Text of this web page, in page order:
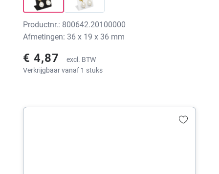
Productnr.: 800642.20100000
Afmetingen: 36 x 19 x 36 mm
€ 4,87
excl. BTW
Verkrijgbaar vanaf 1 stuks